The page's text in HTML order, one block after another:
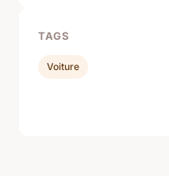
TAGS
Voiture